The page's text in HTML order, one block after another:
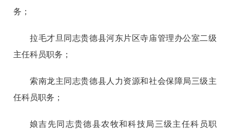
务；
拉毛才旦同志贵德县河东片区寺庙管理办公室二级
主任科员职务；
索南龙主同志贵德县人力资源和社会保障局三级主
任科员职务；
娘吉先同志贵德县农牧和科技局三级主任科员职